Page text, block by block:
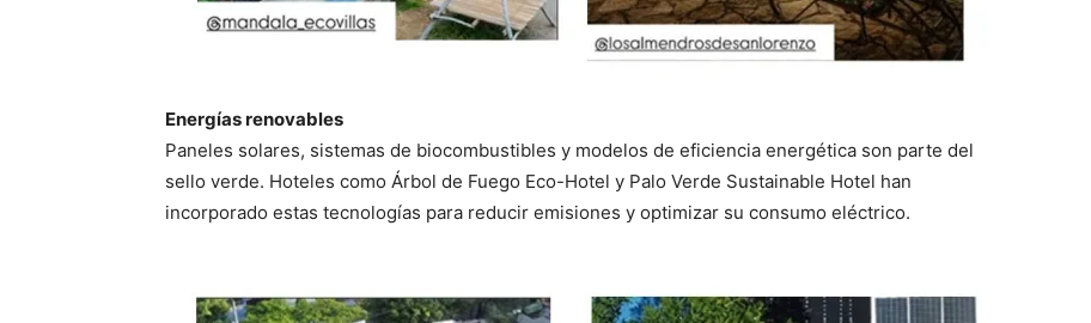
Energías renovables
Paneles solares, sistemas de biocombustibles y modelos de eficiencia energética son parte del
sello verde. Hoteles como Árbol de Fuego Eco-Hotel y Palo Verde Sustainable Hotel han
incorporado estas tecnologías para reducir emisiones y optimizar su consumo eléctrico.